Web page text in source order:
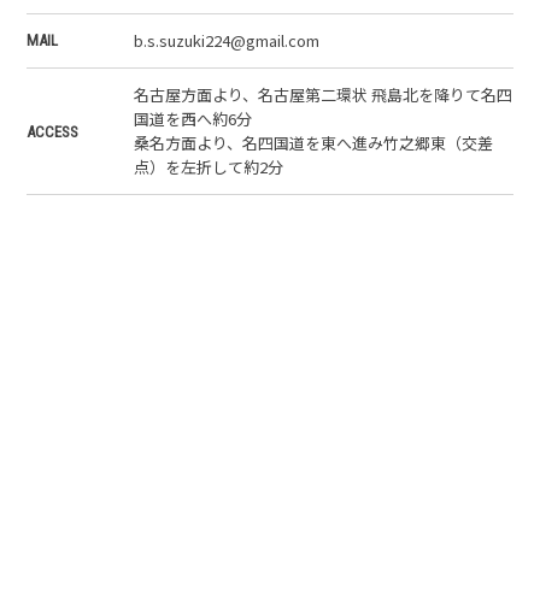
MAIL b.s.suzuki224@gmail.com
ACCESS
名古屋方面より、名古屋第二環状 飛島北を降りて名四
国道を西へ約6分
桑名方面より、名四国道を東へ進み竹之郷東（交差
点）を左折して約2分